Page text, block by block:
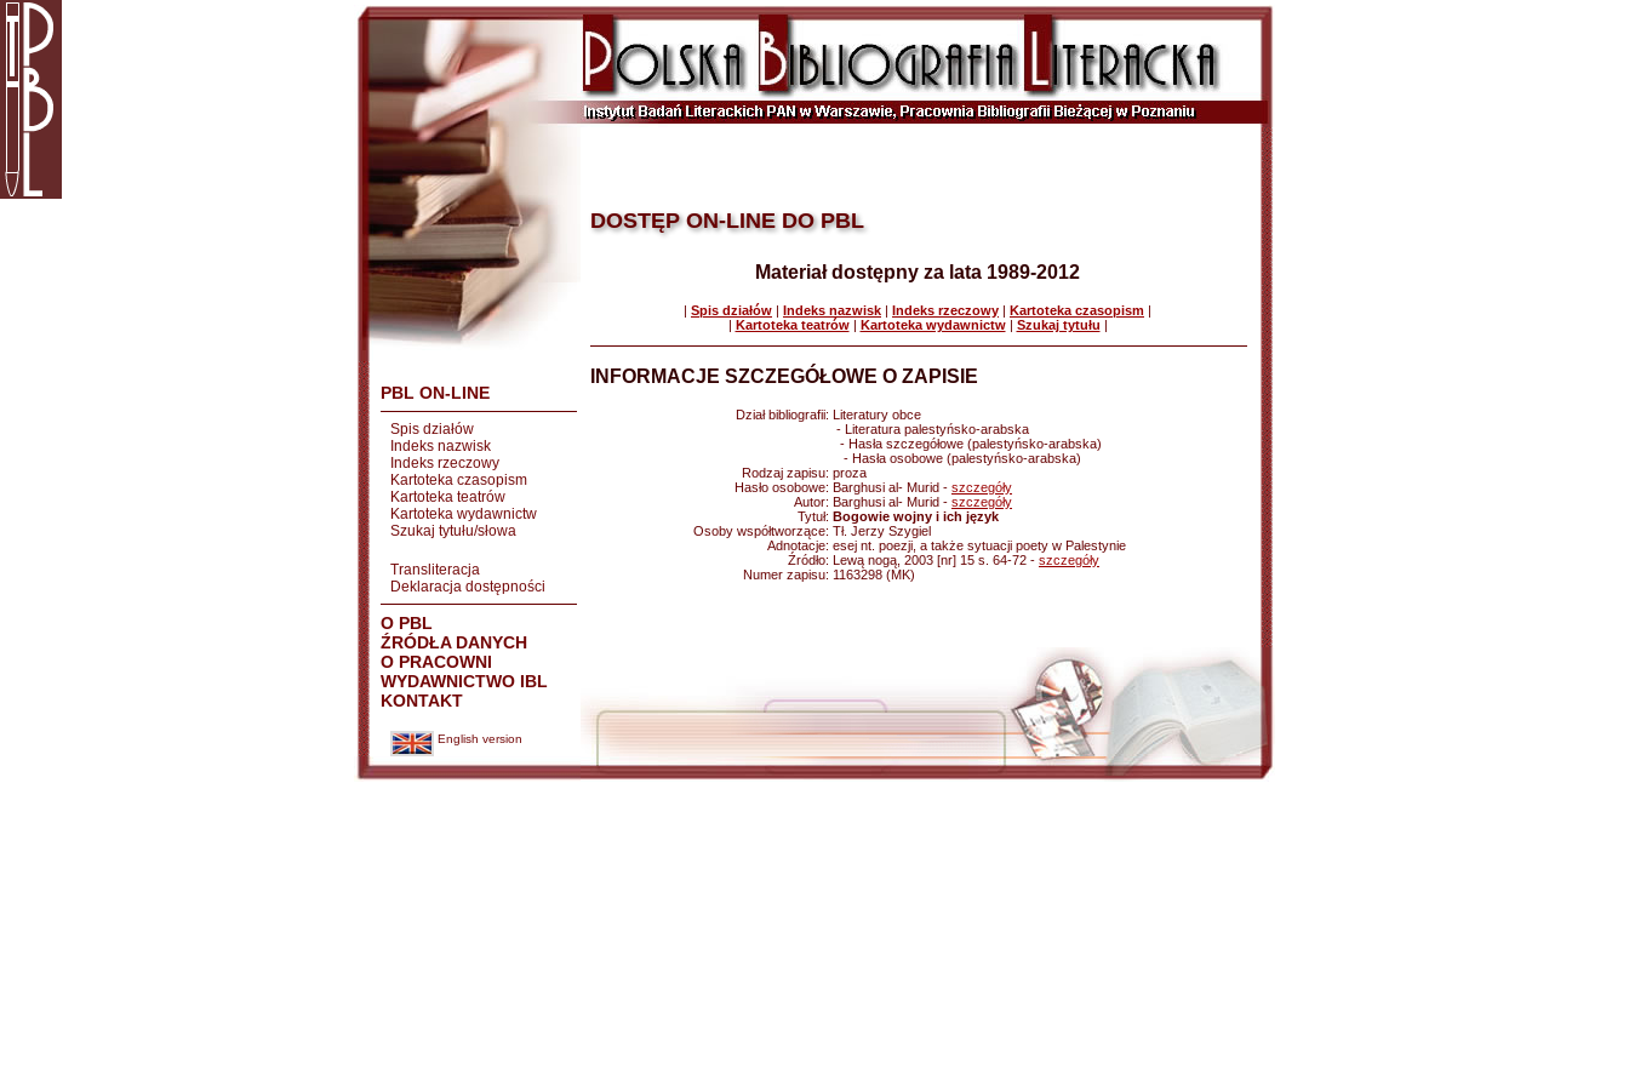
PBL ON-LINE
Spis działów
Indeks nazwisk
Indeks rzeczowy
Kartoteka czasopism
Kartoteka teatrów
Kartoteka wydawnictw
Szukaj tytułu/słowa
Transliteracja
Deklaracja dostępności
O PBL
ŹRÓDŁA DANYCH
O PRACOWNI
WYDAWNICTWO IBL
KONTAKT
English version
DOSTĘP ON-LINE DO PBL
Materiał dostępny za lata 1989-2012
| Spis działów | Indeks nazwisk | Indeks rzeczowy | Kartoteka czasopism |
| Kartoteka teatrów| Kartoteka wydawnictw| Szukaj tytułu |
INFORMACJE SZCZEGÓŁOWE O ZAPISIE
Dział bibliografii: Literatury obce
- Literatura palestyńsko-arabska
- Hasła szczegółowe (palestyńsko-arabska)
- Hasła osobowe (palestyńsko-arabska)
Rodzaj zapisu: proza
Hasło osobowe: Barghusi al- Murid - szczegóły
Autor: Barghusi al- Murid - szczegóły
Tytuł: Bogowie wojny i ich język
Osoby współtworzące: Tł. Jerzy Szygiel
Adnotacje: esej nt. poezji, a także sytuacji poety w Palestynie
Źródło: Lewą nogą, 2003 [nr] 15 s. 64-72 - szczegóły
Numer zapisu: 1163298 (MK)